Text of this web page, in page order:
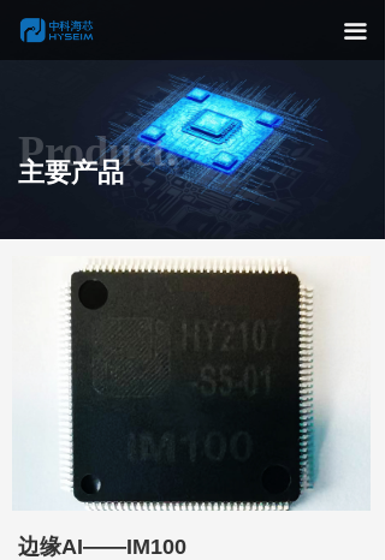
끀
Product.
主要产品
边缘AI——IM100
边缘AI——IM100
边缘AI——IM100
边缘AI——IM100
边缘AI——IM100